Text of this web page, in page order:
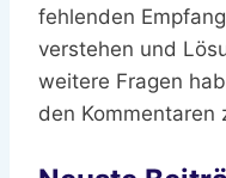
fehlenden
verstehen und
weitere Fragen
den Kommentaren